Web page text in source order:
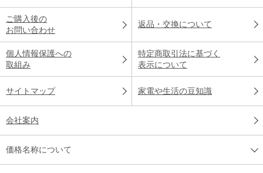
ご購入後の
お問い合わせ
返品・交換について
個人情報保護への
取組み
特定商取引法に基づく
表示について
サイトマップ 家電や生活の豆知識
会社案内
価格名称について